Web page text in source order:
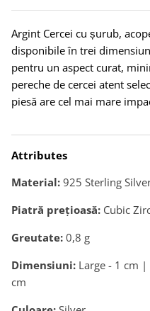
Argint Cercei cu șurub,
disponibile în trei
pentru un aspect curat,
pereche de cercei atent
piesă are cel mai mare
Attributes
Material: 925 Sterling
Piatră preţioasă: Cubic
Greutate: 0,8 g
Dimensiuni: Large - 1 cm
cm